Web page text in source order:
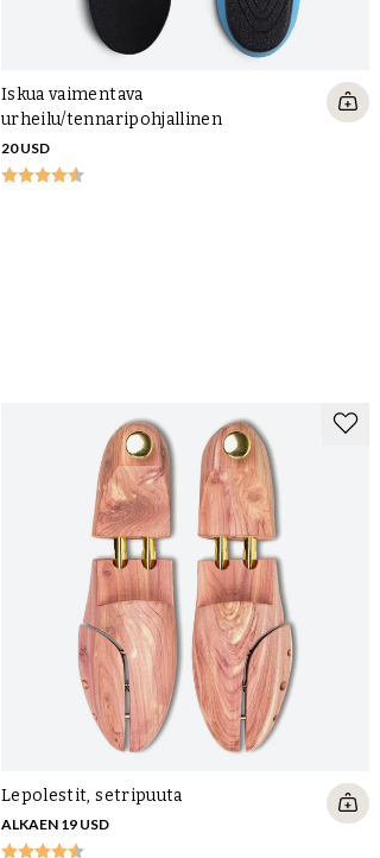
Iskua vaimentava
urheilu/tennaripohjallinen
20 USD
Lepolestit, setripuuta
ALKAEN 19 USD